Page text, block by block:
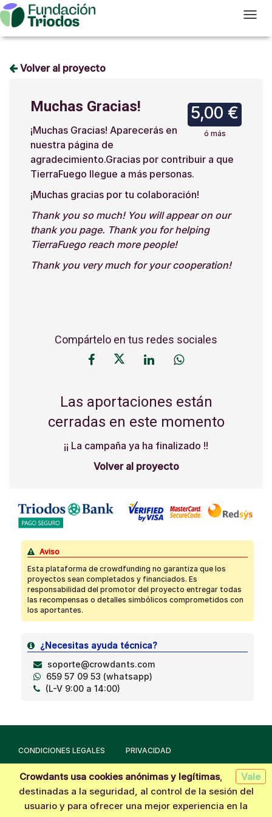
T
Volver al proyecto
5,00 €
ó más
Muchas Gracias!
¡Muchas Gracias! Aparecerás en
nuestra página de
agradecimiento.Gracias por contribuir a que
TierraFuego llegue a más personas.
¡Muchas gracias por tu colaboración!
Thank you so much! You will appear on our
thank you page. Thank you for helping
TierraFuego reach more people!
Thank you very much for your cooperation!
Compártelo en tus redes sociales
Las aportaciones están
cerradas en este momento
¡¡ La campaña ya ha finalizado !!
Volver al proyecto
Aviso
Esta plataforma de crowdfunding no garantiza que los
proyectos sean completados y financiados. Es
responsabilidad del promotor del proyecto entregar todas
las recompensas o detalles simbólicos comprometidos con
los aportantes.
¿Necesitas ayuda técnica?
soporte@crowdants.com
659 57 09 53 (whatsapp)
(L-V 9:00 a 14:00)
CONDICIONES LEGALES PRIVACIDAD
Hecho con la tecnología deCrowdants © 2026
Vale
Crowdants usa cookies anónimas y legítimas,
destinadas a la seguridad, al control de la sesión del
usuario y para ofrecer una mejor experiencia en la